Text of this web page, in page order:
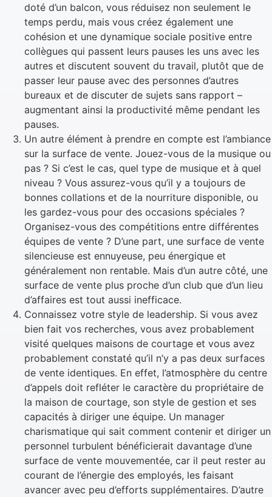
doté d’un balcon, vous réduisez non seulement le
temps perdu, mais vous créez également une
cohésion et une dynamique sociale positive entre
collègues qui passent leurs pauses les uns avec les
autres et discutent souvent du travail, plutôt que de
passer leur pause avec des personnes d’autres
bureaux et de discuter de sujets sans rapport –
augmentant ainsi la productivité même pendant les
pauses.
Un autre élément à prendre en compte est l’ambiance
sur la surface de vente. Jouez-vous de la musique ou
pas ? Si c’est le cas, quel type de musique et à quel
niveau ? Vous assurez-vous qu’il y a toujours de
bonnes collations et de la nourriture disponible, ou
les gardez-vous pour des occasions spéciales ?
Organisez-vous des compétitions entre différentes
équipes de vente ? D’une part, une surface de vente
silencieuse est ennuyeuse, peu énergique et
généralement non rentable. Mais d’un autre côté, une
surface de vente plus proche d’un club que d’un lieu
d’affaires est tout aussi inefficace.
Connaissez votre style de leadership. Si vous avez
bien fait vos recherches, vous avez probablement
visité quelques maisons de courtage et vous avez
probablement constaté qu’il n’y a pas deux surfaces
de vente identiques. En effet, l’atmosphère du centre
d’appels doit refléter le caractère du propriétaire de
la maison de courtage, son style de gestion et ses
capacités à diriger une équipe. Un manager
charismatique qui sait comment contenir et diriger un
personnel turbulent bénéficierait davantage d’une
surface de vente mouvementée, car il peut rester au
courant de l’énergie des employés, les faisant
avancer avec peu d’efforts supplémentaires. D’autre